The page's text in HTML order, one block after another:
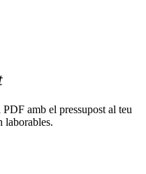
amb el pressupost al teu
laborables.